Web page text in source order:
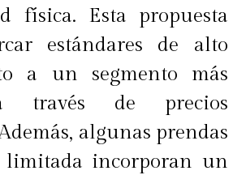
física. Esta propuesta
estándares de alto
a un segmento más
través de precios
algunas prendas
limitada incorporan un